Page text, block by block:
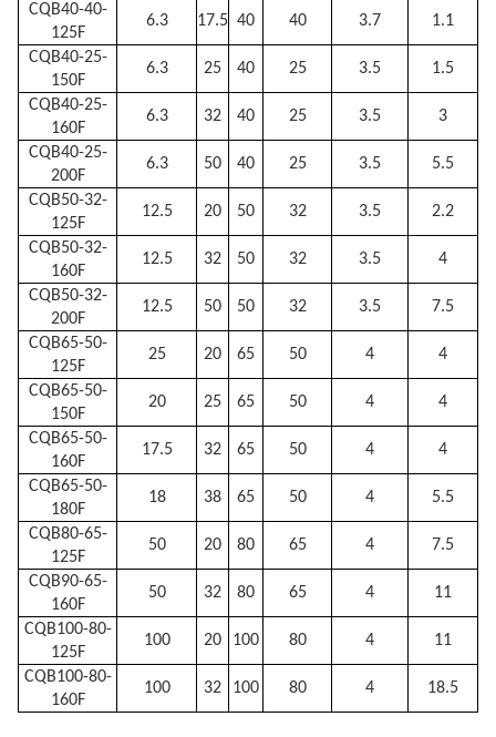
CQB40-40-
125F
6.3 17.5 40 40 3.7 1.1
CQB40-25-
150F
6.3 25 40 25 3.5 1.5
CQB40-25-
160F
6.3 32 40 25 3.5 3
CQB40-25-
200F
6.3 50 40 25 3.5 5.5
CQB50-32-
125F
12.5 20 50 32 3.5 2.2
CQB50-32-
160F
12.5 32 50 32 3.5 4
CQB50-32-
200F
12.5 50 50 32 3.5 7.5
CQB65-50-
125F
25 20 65 50 4 4
CQB65-50-
150F
20 25 65 50 4 4
CQB65-50-
160F
17.5 32 65 50 4 4
CQB65-50-
180F
18 38 65 50 4 5.5
CQB80-65-
125F
50 20 80 65 4 7.5
CQB90-65-
160F
50 32 80 65 4 11
CQB100-80-
125F
100 20 100 80 4 11
CQB100-80-
160F
100 32 100 80 4 18.5